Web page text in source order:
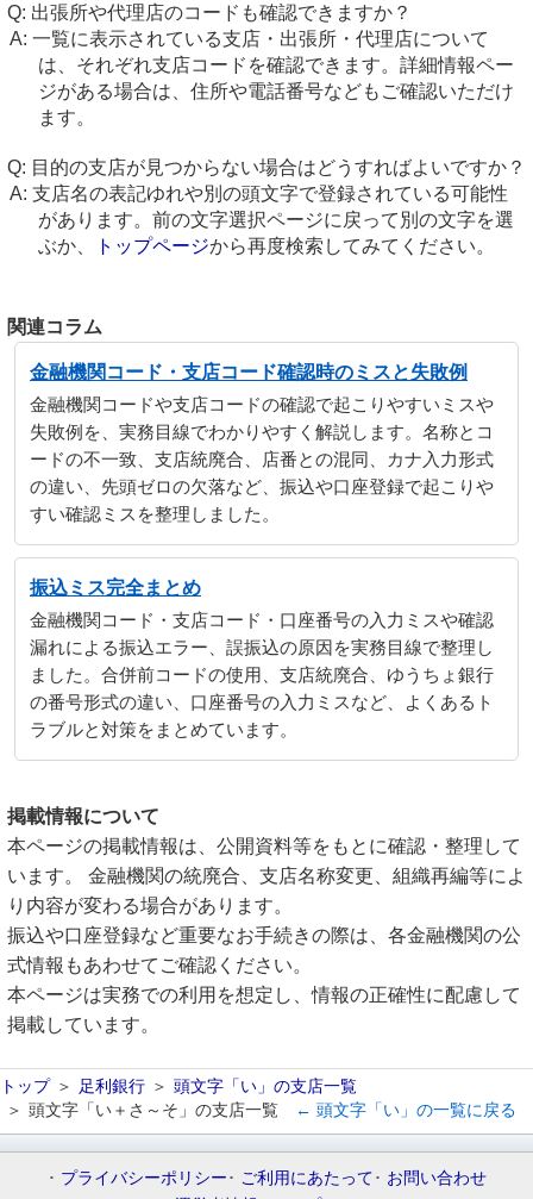
出張所や代理店のコードも確認できますか？
一覧に表示されている支店・出張所・代理店について
は、それぞれ支店コードを確認できます。詳細情報ペー
ジがある場合は、住所や電話番号などもご確認いただけ
ます。
目的の支店が見つからない場合はどうすればよいですか？
支店名の表記ゆれや別の頭文字で登録されている可能性
があります。前の文字選択ページに戻って別の文字を選
ぶか、
トップページから再度検索してみてください。
関連コラム
金融機関コード・支店コード確認時のミスと失敗例
金融機関コードや支店コードの確認で起こりやすいミスや
失敗例を、実務目線でわかりやすく解説します。名称とコ
ードの不一致、支店統廃合、店番との混同、カナ入力形式
の違い、先頭ゼロの欠落など、振込や口座登録で起こりや
すい確認ミスを整理しました。
振込ミス完全まとめ
金融機関コード・支店コード・口座番号の入力ミスや確認
漏れによる振込エラー、誤振込の原因を実務目線で整理し
ました。合併前コードの使用、支店統廃合、ゆうちょ銀行
の番号形式の違い、口座番号の入力ミスなど、よくあるト
ラブルと対策をまとめています。
掲載情報について
本ページの掲載情報は、公開資料等をもとに確認・整理して
います。 金融機関の統廃合、支店名称変更、組織再編等によ
り内容が変わる場合があります。
振込や口座登録など重要なお手続きの際は、各金融機関の公
式情報もあわせてご確認ください。
本ページは実務での利用を想定し、情報の正確性に配慮して
掲載しています。
トップ 足利銀行
頭文字「い」の支店一覧
頭文字「い＋さ～そ」の支店一覧
← 頭文字「い」の一覧に戻る
プライバシーポリシー ご利用にあたって
お問い合わせ